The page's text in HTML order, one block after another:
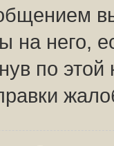
на него,
по этой